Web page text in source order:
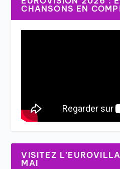
CHANSONS EN
VISITEZ
MAI